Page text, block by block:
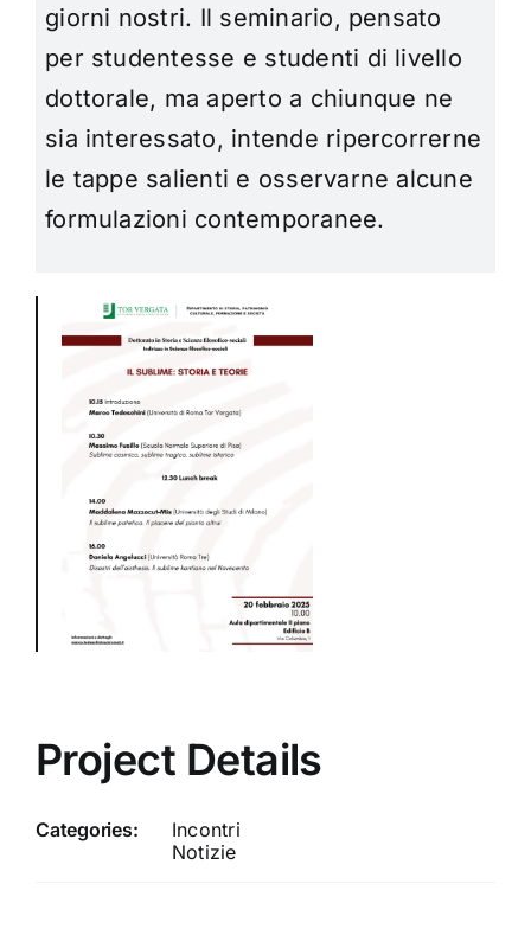
giorni nostri. Il seminario, pensato
per studentesse e studenti di livello
dottorale, ma aperto a chiunque ne
sia interessato, intende ripercorrerne
le tappe salienti e osservarne alcune
formulazioni contemporanee.
Project Details
Categories:
Incontri
Notizie